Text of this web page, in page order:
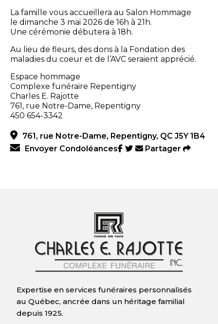
La famille vous accueillera au Salon Hommage
le dimanche 3 mai 2026 de 16h à 21h.
Une cérémonie débutera à 18h.
Au lieu de fleurs, des dons à la Fondation des
maladies du coeur et de l’AVC seraient apprécié.
Espace hommage
Complexe funéraire Repentigny
Charles E. Rajotte
761, rue Notre-Dame, Repentigny
450 654-3342
761, rue Notre-Dame, Repentigny, QC J5Y 1B4
Envoyer Condoléances
Partager
Expertise en services funéraires personnalisés
au Québec, ancrée dans un héritage familial
depuis 1925.